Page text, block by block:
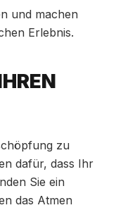
und machen
Erlebnis.
zu
dafür, dass Ihr
Sie ein
das Atmen